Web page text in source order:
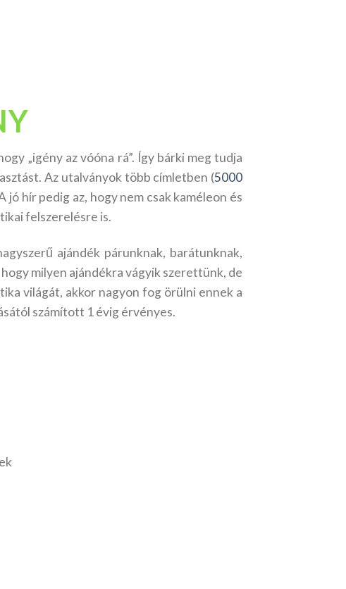
„igény az vóóna rá”. Így bárki meg tudja
Az utalványok több címletben (5000
hír pedig az, hogy nem csak kaméleon és
felszerelésre is.
ajándék párunknak, barátunknak,
milyen ajándékra vágyik szerettünk, de
világát, akkor nagyon fog örülni ennek a
számított 1 évig érvényes.